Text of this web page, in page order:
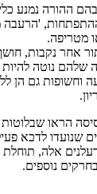
בהם ההורה נמנע
'הרעבה
מטריפה.
אחר נקבות,
שלהם נוטה
וחשופות גם הן
הראו שבלוטות
שנועדו לדכא
אלה,
נוספים.